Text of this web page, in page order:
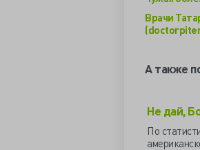
Врачи
А также
Не дай,
По